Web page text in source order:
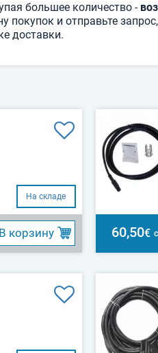
большее количество -
покупок и отправьте
доставки.
На складе
B корзину 60,50€